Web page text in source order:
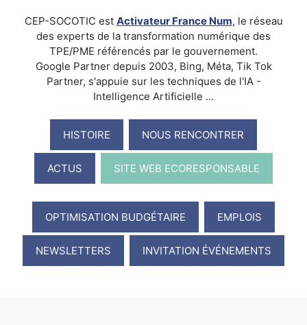
CEP-SOCOTIC est Activateur France Num, le réseau
des experts de la transformation numérique des
TPE/PME référencés par le gouvernement.
Google Partner depuis 2003, Bing, Méta, Tik Tok
Partner, s'appuie sur les techniques de l'IA -
Intelligence Artificielle ...
HISTOIRE NOUS RENCONTRER
ACTUS SITE WEB ECORESPONSABLE
OPTIMISATION BUDGÉTAIRE EMPLOIS
NEWSLETTERS INVITATION ÉVÉNEMENTS